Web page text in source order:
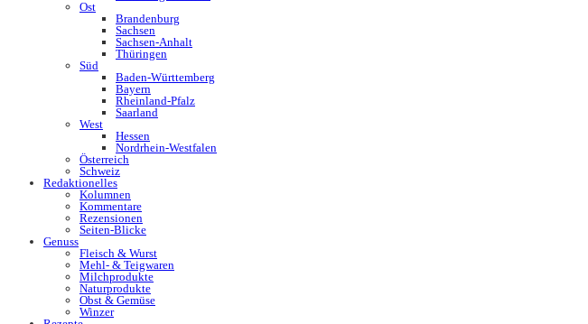
Ost
Brandenburg
Sachsen
Sachsen-Anhalt
Thüringen
Süd
Baden-Württemberg
Bayern
Rheinland-Pfalz
Saarland
West
Hessen
Nordrhein-Westfalen
Österreich
Schweiz
Redaktionelles
Kolumnen
Kommentare
Rezensionen
Seiten-Blicke
Genuss
Fleisch & Wurst
Mehl- & Teigwaren
Milchprodukte
Naturprodukte
Obst & Gemüse
Winzer